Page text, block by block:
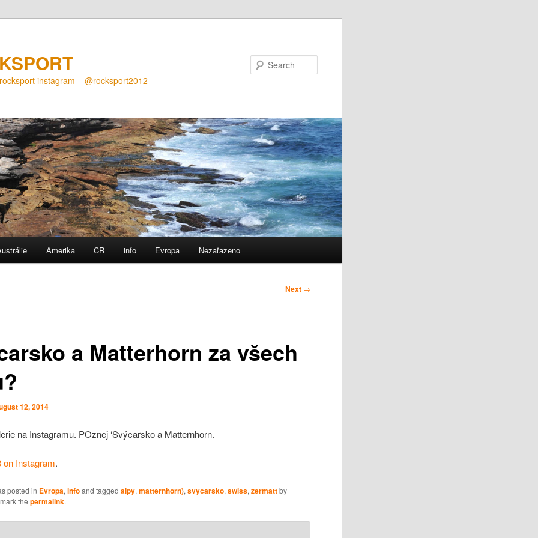
instagram – @rocksport2012
Amerika CR info Evropa Nezařazeno
Next →
a Matterhorn za všech
12, 2014
na Instagramu. POznej ‘Svýcarsko a Matternhorn.
on Instagram.
posted in Evropa,infoand taggedalpy,matternhorn),svycarsko,swiss,zermattby
thepermalink.